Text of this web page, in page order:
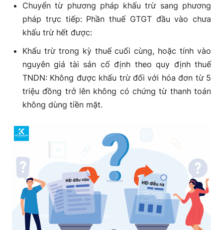
Chuyển từ phương pháp khấu trừ sang phương
pháp trực tiếp: Phần thuế GTGT đầu vào chưa
khấu trừ hết được:
Khấu trừ trong kỳ thuế cuối cùng, hoặc tính vào
nguyên giá tài sản cố định theo quy định thuế
TNDN: Không được khấu trừ đối với hóa đơn từ 5
triệu đồng trở lên không có chứng từ thanh toán
không dùng tiền mặt.